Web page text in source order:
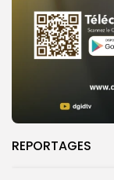
REPORTAGES